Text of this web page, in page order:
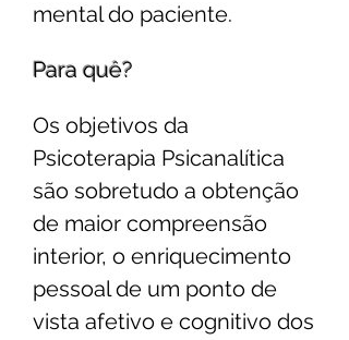
mental do paciente.
Para quê?
Os objetivos da
Psicoterapia Psicanalítica
são sobretudo a obtenção
de maior compreensão
interior, o enriquecimento
pessoal de um ponto de
vista afetivo e cognitivo dos